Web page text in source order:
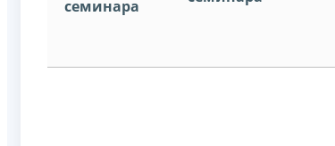
семинара